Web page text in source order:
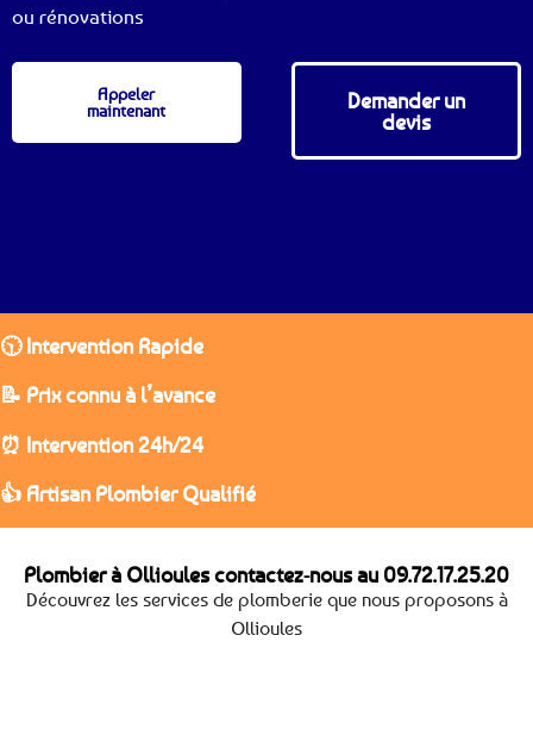
ou rénovations
Appeler
maintenant
Demander un
devis
🕥 Intervention Rapide
📝 Prix connu à l’avance
⏰ Intervention 24h/24
👍 Artisan Plombier Qualifié
Plombier à Ollioules contactez-nous au 09.72.17.25.20
Découvrez les services de plomberie que nous proposons à
Ollioules